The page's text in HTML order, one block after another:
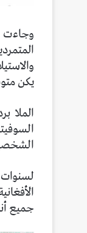
وجاءت
يكن
الملا بردار ، 53 سنة ، هو أحد
جميع